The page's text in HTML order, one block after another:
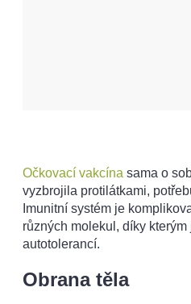
Očkovací vakcína sama o
vyzbrojila protilátkami,
Imunitní systém je
různých molekul, díky
autotolerancí.
Obrana těla